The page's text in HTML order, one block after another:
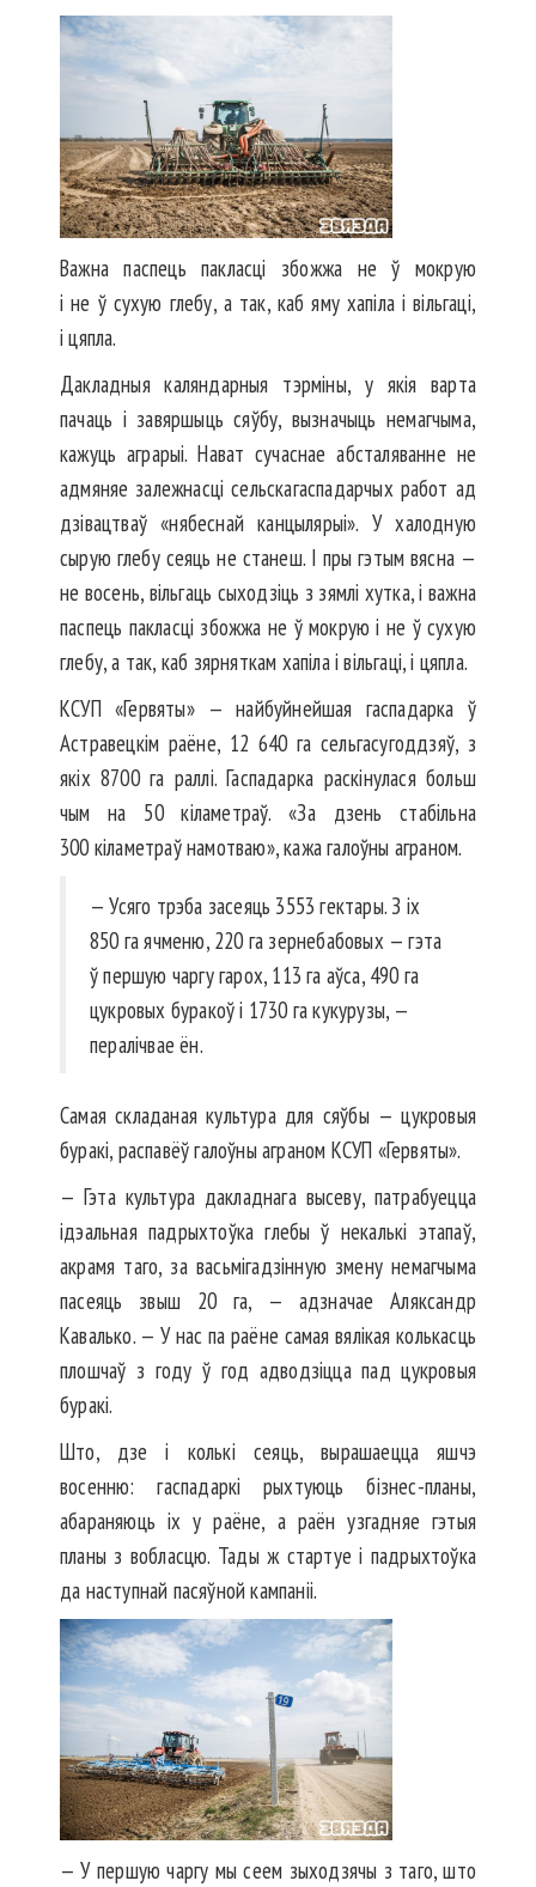
Важна паспець пакласці збожжа не ў мокрую
і не ў сухую глебу, а так, каб яму хапіла і вільгаці,
і цяпла.
Дакладныя каляндарныя тэрміны, у якія варта
пачаць і завяршыць сяўбу, вызначыць немагчыма,
кажуць аграрыі. Нават сучаснае абсталяванне не
адмяняе залежнасці сельскагаспадарчых работ ад
дзівацтваў «нябеснай канцылярыі». У халодную
сырую глебу сеяць не станеш. І пры гэтым вясна —
не восень, вільгаць сыходзіць з зямлі хутка, і важна
паспець пакласці збожжа не ў мокрую і не ў сухую
глебу, а так, каб зярняткам хапіла і вільгаці, і цяпла.
КСУП «Гервяты» — найбуйнейшая гаспадарка ў
Астравецкім раёне, 12 640 га сельгасугоддзяў, з
якіх 8700 га раллі. Гаспадарка раскінулася больш
чым на 50 кіламетраў. «За дзень стабільна
300 кіламетраў намотваю», кажа галоўны аграном.
— Усяго трэба засеяць 3553 гектары. З іх
850 га ячменю, 220 га зернебабовых — гэта
ў першую чаргу гарох, 113 га аўса, 490 га
цукровых буракоў і 1730 га кукурузы, —
пералічвае ён.
Самая складаная культура для сяўбы — цукровыя
буракі, распавёў галоўны аграном КСУП «Гервяты».
— Гэта культура дакладнага высеву, патрабуецца
ідэальная падрыхтоўка глебы ў некалькі этапаў,
акрамя таго, за васьмігадзінную змену немагчыма
пасеяць звыш 20 га, — адзначае Аляксандр
Кавалько. — У нас па раёне самая вялікая колькасць
плошчаў з году ў год адводзіцца пад цукровыя
буракі.
Што, дзе і колькі сеяць, вырашаецца яшчэ
восенню: гаспадаркі рыхтуюць бізнес-планы,
абараняюць іх у раёне, а раён узгадняе гэтыя
планы з вобласцю. Тады ж стартуе і падрыхтоўка
да наступнай пасяўной кампаніі.
— У першую чаргу мы сеем зыходзячы з таго, што